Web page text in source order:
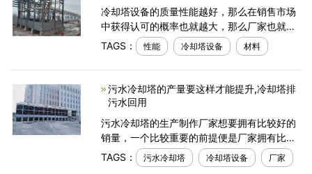
冷却塔设备的质量性能越好，那么在销售市场
中获得认可的概率也就越大，那么厂家也就能
够将设备的销量提升起来，从而获得更多的经
济收入了。因此，作为这一设备的生产制作厂
家，想要自身能
TAGS： 性能 冷却塔设备 材料
污水冷却塔的产量要这样才能提升,冷却塔排
污水回用
污水冷却塔的生产制作厂家想要拥有比较好的
销量，一个比较重要的前提便是厂家拥有比较
多的冷却塔可以用来出售。而生产制作冷却塔
设备的厂家想要拥有比较高的产量，也是需要
TAGS： 污水冷却塔 冷却塔设备 厂家